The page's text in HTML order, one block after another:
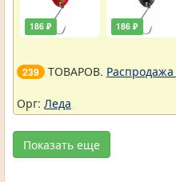
186 ₽ 186 ₽
239 ТОВАРОВ.
Орг: Леда
Показать еще